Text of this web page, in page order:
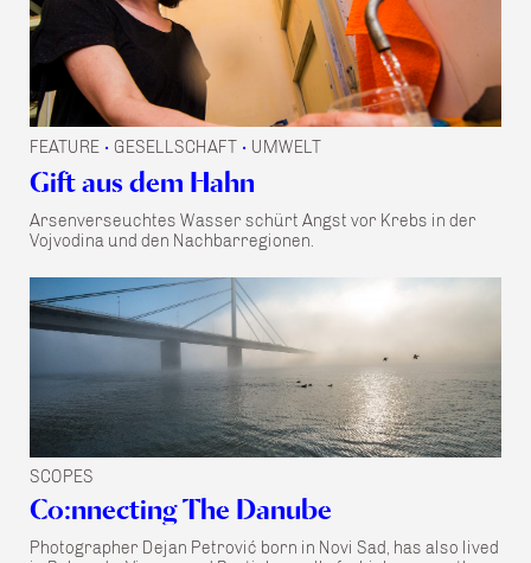
FEATURE • GESELLSCHAFT • UMWELT
Gift aus dem Hahn
Arsenverseuchtes Wasser schürt Angst vor Krebs in der
Vojvodina und den Nachbarregionen.
SCOPES
Co:nnecting The Danube
Photographer Dejan Petrović born in Novi Sad, has also lived